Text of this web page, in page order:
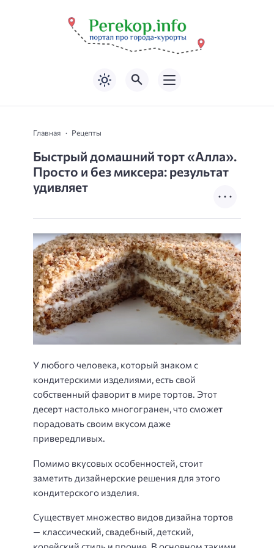
Главная Рецепты
Быстрый домашний торт «Алла».
Просто и без миксера: результат
удивляет
У любого человека, который знаком с
кондитерскими изделиями, есть свой
собственный фаворит в мире тортов. Этот
десерт настолько многогранен, что сможет
порадовать своим вкусом даже
привередливых.
Помимо вкусовых особенностей, стоит
заметить дизайнерские решения для этого
кондитерского изделия.
Существует множество видов дизайна тортов
— классический, свадебный, детский,